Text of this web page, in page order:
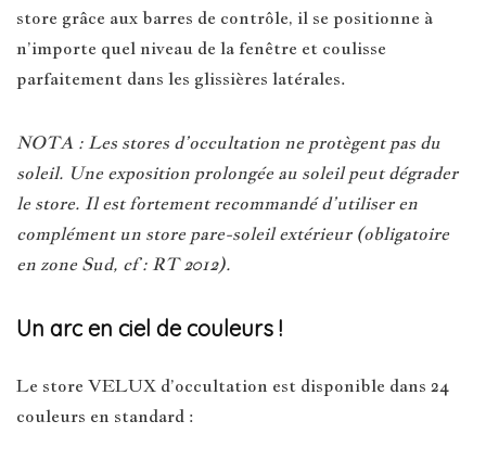
store grâce aux barres de contrôle, il se positionne à
n’importe quel niveau de la fenêtre et coulisse
parfaitement dans les glissières latérales.
NOTA : Les stores d’occultation ne protègent pas du
soleil. Une exposition prolongée au soleil peut dégrader
le store. Il est fortement recommandé d’utiliser en
complément un store pare-soleil extérieur (obligatoire
en zone Sud, cf : RT 2012).
Un arc en ciel de couleurs !
Le store VELUX d’occultation est disponible dans 24
couleurs en standard :